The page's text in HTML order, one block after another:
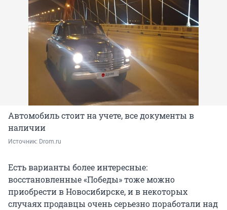
Автомобиль стоит на учете, все документы в
наличии
Источник: Drom.ru
Есть варианты более интересные:
восстановленные «Победы» тоже можно
приобрести в Новосибирске, и в некоторых
случаях продавцы очень серьезно поработали над